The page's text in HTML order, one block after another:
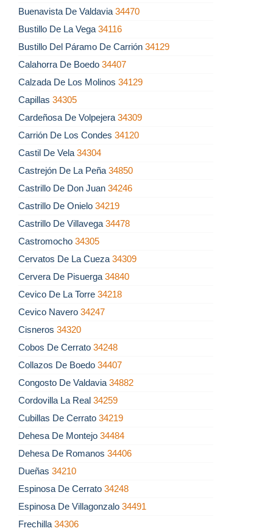
Buenavista De Valdavia 34470
Bustillo De La Vega 34116
Bustillo Del Páramo De Carrión 34129
Calahorra De Boedo 34407
Calzada De Los Molinos 34129
Capillas 34305
Cardeñosa De Volpejera 34309
Carrión De Los Condes 34120
Castil De Vela 34304
Castrejón De La Peña 34850
Castrillo De Don Juan 34246
Castrillo De Onielo 34219
Castrillo De Villavega 34478
Castromocho 34305
Cervatos De La Cueza 34309
Cervera De Pisuerga 34840
Cevico De La Torre 34218
Cevico Navero 34247
Cisneros 34320
Cobos De Cerrato 34248
Collazos De Boedo 34407
Congosto De Valdavia 34882
Cordovilla La Real 34259
Cubillas De Cerrato 34219
Dehesa De Montejo 34484
Dehesa De Romanos 34406
Dueñas 34210
Espinosa De Cerrato 34248
Espinosa De Villagonzalo 34491
Frechilla 34306